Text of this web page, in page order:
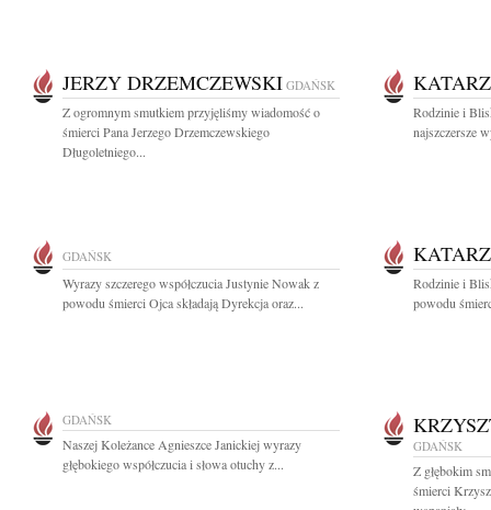
JERZY DRZEMCZEWSKI GDAŃSK
Z ogromnym smutkiem przyjęliśmy wiadomość o
śmierci Pana Jerzego Drzemczewskiego
Długoletniego...
Rodzinie i
najszczersze
GDAŃSK
Wyrazy szczerego współczucia Justynie Nowak z
powodu śmierci Ojca składają Dyrekcja oraz...
Rodzinie i
powodu
GDAŃSK
Naszej Koleżance Agnieszce Janickiej wyrazy
głębokiego współczucia i słowa otuchy z...
GDAŃSK
Z głębokim
śmierci